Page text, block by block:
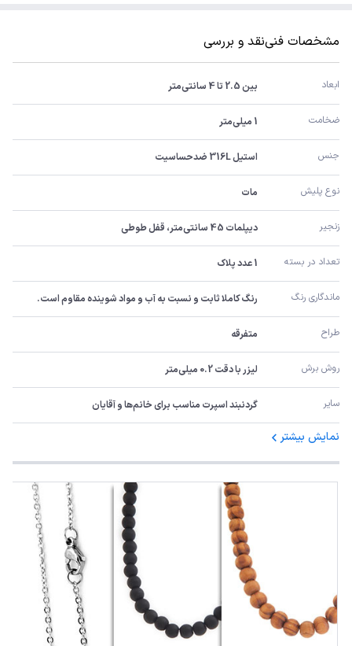
مشخصات فنینقد و بررسی
ابعاد بین 2.5 تا 4 سانتی‌متر
ضخامت 1 میلی‌متر
جنس استیل 316L ضدحساسیت
نوع پلیش مات
زنجیر دیپلمات 45 سانتی‌متر، قفل طوطی
تعداد در بسته 1 عدد پلاک
ماندگاری رنگ رنگ کاملا ثابت و نسبت به آب و مواد شوینده مقاوم است.
طراح متفرقه
روش برش لیزر با دقت 0.2 میلی‌متر
سایر گردنبند اسپرت مناسب برای خانم‌ها و آقایان
نمایش بیشتر